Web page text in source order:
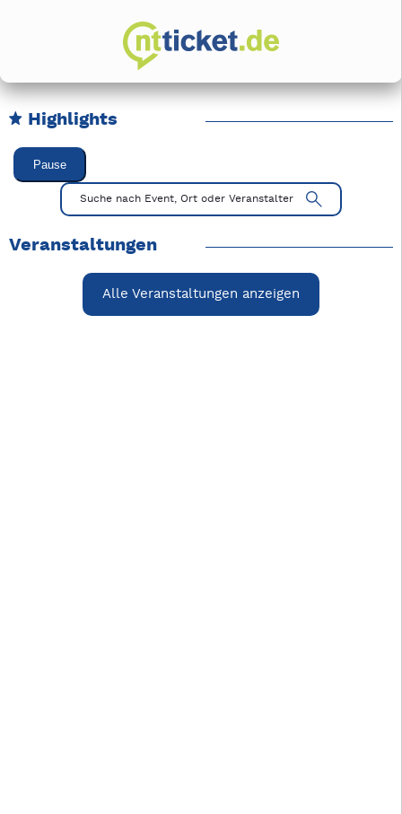
Highlights
Karussell Veranstaltungen überspringen
Pause
Mit Tab zu den Steuerelementen wechseln. Mit Pfeiltasten
Suche nach Event, Ort oder Veranstalter
Veranstaltungen
Alle Veranstaltungen anzeigen